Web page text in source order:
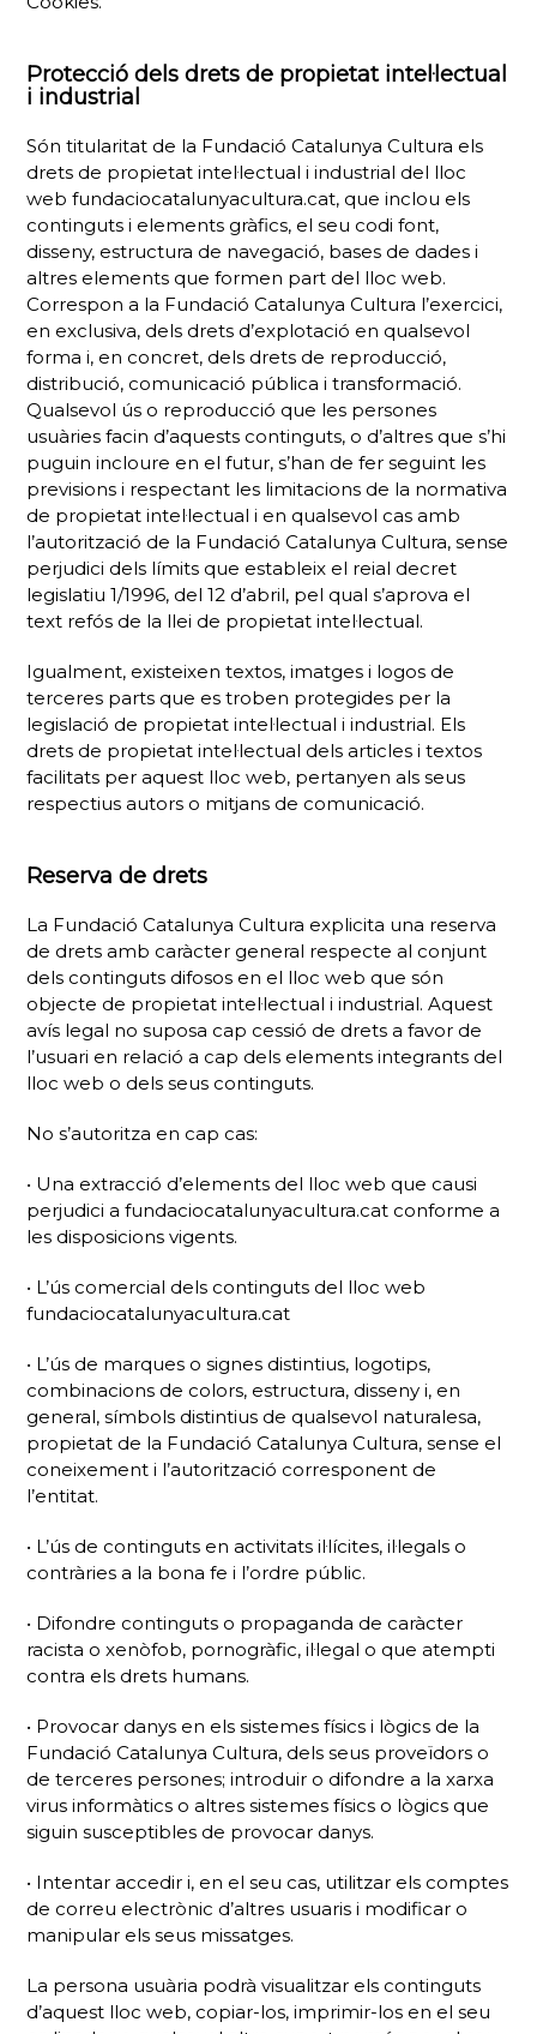
Protecció dels drets de propietat intel·lectual
i industrial
Són titularitat de la Fundació Catalunya Cultura els
drets de propietat intel·lectual i industrial del lloc
web fundaciocatalunyacultura.cat, que inclou els
continguts i elements gràfics, el seu codi font,
disseny, estructura de navegació, bases de dades i
altres elements que formen part del lloc web.
Correspon a la Fundació Catalunya Cultura l’exercici,
en exclusiva, dels drets d’explotació en qualsevol
forma i, en concret, dels drets de reproducció,
distribució, comunicació pública i transformació.
Qualsevol ús o reproducció que les persones
usuàries facin d’aquests continguts, o d’altres que s’hi
puguin incloure en el futur, s’han de fer seguint les
previsions i respectant les limitacions de la normativa
de propietat intel·lectual i en qualsevol cas amb
l’autorització de la Fundació Catalunya Cultura, sense
perjudici dels límits que estableix el reial decret
legislatiu 1/1996, del 12 d’abril, pel qual s’aprova el
text refós de la llei de propietat intel·lectual.
Igualment, existeixen textos, imatges i logos de
terceres parts que es troben protegides per la
legislació de propietat intel·lectual i industrial. Els
drets de propietat intel·lectual dels articles i textos
facilitats per aquest lloc web, pertanyen als seus
respectius autors o mitjans de comunicació.
Reserva de drets
La Fundació Catalunya Cultura explicita una reserva
de drets amb caràcter general respecte al conjunt
dels continguts difosos en el lloc web que són
objecte de propietat intel·lectual i industrial. Aquest
avís legal no suposa cap cessió de drets a favor de
l’usuari en relació a cap dels elements integrants del
lloc web o dels seus continguts.
No s’autoritza en cap cas:
• Una extracció d’elements del lloc web que causi
perjudici a fundaciocatalunyacultura.cat conforme a
les disposicions vigents.
• L’ús comercial dels continguts del lloc web
fundaciocatalunyacultura.cat
• L’ús de marques o signes distintius, logotips,
combinacions de colors, estructura, disseny i, en
general, símbols distintius de qualsevol naturalesa,
propietat de la Fundació Catalunya Cultura, sense el
coneixement i l’autorització corresponent de
l’entitat.
• L’ús de continguts en activitats il·lícites, il·legals o
contràries a la bona fe i l’ordre públic.
• Difondre continguts o propaganda de caràcter
racista o xenòfob, pornogràfic, il·legal o que atempti
contra els drets humans.
• Provocar danys en els sistemes físics i lògics de la
Fundació Catalunya Cultura, dels seus proveïdors o
de terceres persones; introduir o difondre a la xarxa
virus informàtics o altres sistemes físics o lògics que
siguin susceptibles de provocar danys.
• Intentar accedir i, en el seu cas, utilitzar els comptes
de correu electrònic d’altres usuaris i modificar o
manipular els seus missatges.
La persona usuària podrà visualitzar els continguts
d’aquest lloc web, copiar-los, imprimir-los en el seu